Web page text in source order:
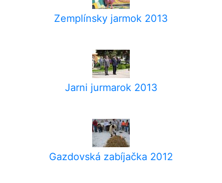
Zemplínsky jarmok 2013
Jarni jurmarok 2013
Gazdovská zabíjačka 2012